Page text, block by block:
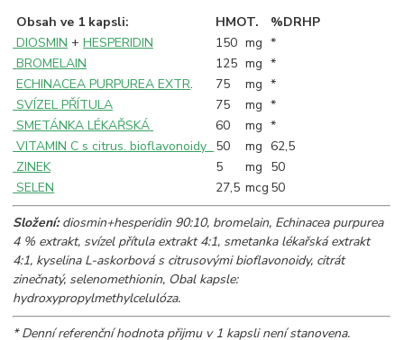
Obsah ve 1 kapsli:
HMOT.
%DRHP
DIOSMIN +HESPERIDIN 150 mg *
BROMELAIN
125 mg *
ECHINACEA PURPUREA EXTR. 75 mg *
SVÍZEL PŘÍTULA
75 mg *
SMETÁNKA LÉKAŘSKÁ
60 mg *
VITAMIN C s citrus. bioflavonoidy 50 mg 62,5
ZINEK
5 mg 50
SELEN
27,5 mcg 50
Složení:diosmin+hesperidin 90:10, bromelain, Echinacea purpurea
4 % extrakt, svízel přítula extrakt 4:1, smetanka lékařská extrakt
4:1, kyselina L-askorbová s citrusovými bioflavonoidy, citrát
zinečnatý, selenomethionin, Obal kapsle:
hydroxypropylmethylcelulóza.
* Denní referenční hodnota přijmu v 1 kapsli není stanovena.